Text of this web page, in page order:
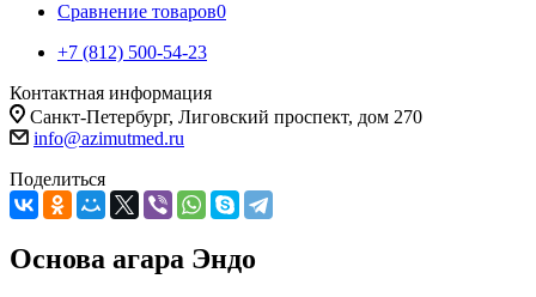
Сравнение товаров0
+7 (812) 500-54-23
Контактная информация
Санкт-Петербург, Лиговский проспект, дом 270
info@azimutmed.ru
Поделиться
Основа агара Эндо